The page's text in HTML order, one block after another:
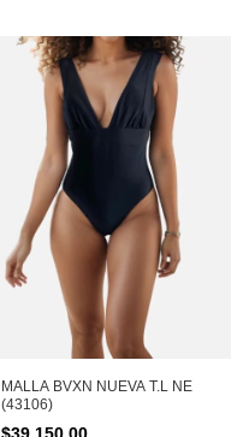
MALLA BVXN NUEVA T.L NE
(43106)